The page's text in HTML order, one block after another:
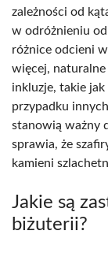
zależności od
w odróżnieniu
różnice odcieni
więcej, naturalne
inkluzje, takie jak
przypadku
stanowią ważny
sprawia, że
kamieni
Jakie są
biżuterii?